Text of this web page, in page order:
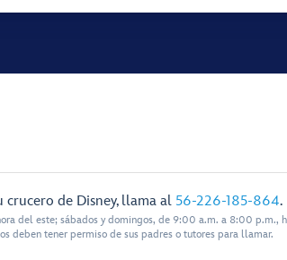
crucero de Disney, llama al 56-226-185-864.
del este; sábados y domingos, de 9:00 a.m. a 8:00 p.m.,
deben tener permiso de sus padres o tutores para llamar.